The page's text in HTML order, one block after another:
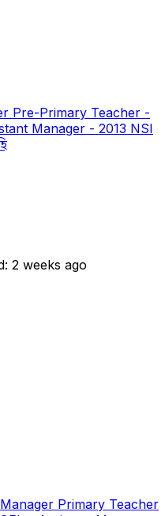
Pre-Primary Teacher -
Manager - 2013 NSI
2 weeks ago
Primary Teacher